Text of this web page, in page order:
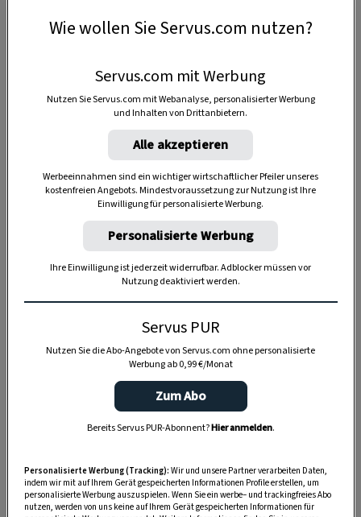
Anzeige
SPEICHERN DRUCKEN
Zutaten
Wie wollen Sie Servus.com nutzen?
Servus.com mit Werbung
Nutzen Sie Servus.com mit Webanalyse, personalisierter Werbung
und Inhalten von Drittanbietern.
Alle akzeptieren
Werbeeinnahmen sind ein wichtiger wirtschaftlicher Pfeiler unseres
kostenfreien Angebots. Mindestvoraussetzung zur Nutzung ist Ihre
Einwilligung für personalisierte Werbung.
Personalisierte Werbung
Ihre Einwilligung ist jederzeit widerrufbar. Adblocker müssen vor
Nutzung deaktiviert werden.
Servus PUR
Nutzen Sie die Abo-Angebote von Servus.com ohne personalisierte
Werbung ab 0,99 €/Monat
Zum Abo
Bereits Servus PUR-Abonnent?Hier anmelden.
Personalisierte Werbung (Tracking): Wir und unsere Partner verarbeiten Daten,
indem wir mit auf Ihrem Gerät gespeicherten Informationen Profile erstellen, um
personalisierte Werbung auszuspielen. Wenn Sie ein werbe– und trackingfreies Abo
nutzen, werden von uns keine auf Ihrem Gerät gespeicherten Informationen für